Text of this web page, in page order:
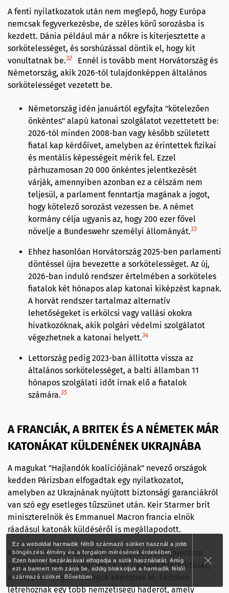
Ez a weboldal harmadik féltől származó sütiket használ a jobb
böngészési élmény és a forgalom mérésének érdekében.
Ezen banner bezárásával elfogadja a sütik használatát. Amíg
ezt a bannert nem zárja be, addig blokkoljuk a harmadik féltől
származó sütiket.Bővebben
A fenti nyilatkozatok után nem meglepő, hogy Európa
nemcsak fegyverkezésbe, de széles körű sorozásba is
kezdett. Dánia például már a nőkre is kiterjesztette a
sorkötelességet, és sorshúzással döntik el, hogy kit
vonultatnak be.32
Ennél is tovább ment Horvátország és
Németország, akik 2026-tól tulajdonképpen általános
sorkötelességet vezetett be.
Németország idén januártól egyfajta "kötelezően
önkéntes" alapú katonai szolgálatot vezettetett be:
2026-tól minden 2008-ban vagy később született
fiatal kap kérdőívet, amelyben az érintettek fizikai
és mentális képességeit mérik fel. Ezzel
párhuzamosan 20 000 önkéntes jelentkezését
várják, amennyiben azonban ez a célszám nem
teljesül, a parlament fenntartja magának a jogot,
hogy kötelező sorozást vezessen be. A német
kormány célja ugyanis az, hogy 200 ezer fővel
növelje a Bundeswehr személyi állományát.33
Ehhez hasonlóan Horvátország 2025-ben parlamenti
döntéssel újra bevezette a sorkötelességet. Az új,
2026-ban induló rendszer értelmében a sorköteles
fiatalok két hónapos alap katonai kiképzést kapnak.
A horvát rendszer tartalmaz alternatív
lehetőségeket is erkölcsi vagy vallási okokra
hivatkozóknak, akik polgári védelmi szolgálatot
végezhetnek a katonai helyett.34
Lettország pedig 2023-ban állította vissza az
általános sorkötelességet, a balti államban 11
hónapos szolgálati időt írnak elő a fiatalok
számára.35
A FRANCIÁK, A BRITEK ÉS A NÉMETEK MÁR
KATONÁKAT KÜLDENÉNEK UKRAJNÁBA
A magukat "Hajlandók koalíciójának" nevező országok
kedden Párizsban elfogadtak egy nyilatkozatot,
amelyben az Ukrajnának nyújtott biztonsági garanciákról
van szó egy esetleges tűzszünet után. Keir Starmer brit
miniszterelnök és Emmanuel Macron francia elnök
ráadásul katonák küldéséről is megállapodott.
Macron azt mondta, hogy az elfogadott dokumentum
garantálja egy 800 ezer fős ukrán hadsereg felállítását,
amelyet a nyugati országok képeznek ki. Eközben
létrehoznak egy több nemzetiségű haderőt, amely